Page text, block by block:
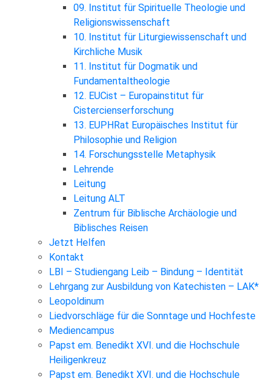
09. Institut für Spirituelle Theologie und
Religionswissenschaft
10. Institut für Liturgiewissenschaft und
Kirchliche Musik
11. Institut für Dogmatik und
Fundamentaltheologie
12. EUCist – Europainstitut für
Cistercienserforschung
13. EUPHRat Europäisches Institut für
Philosophie und Religion
14. Forschungsstelle Metaphysik
Lehrende
Leitung
Leitung ALT
Zentrum für Biblische Archäologie und
Biblisches Reisen
Jetzt Helfen
Kontakt
LBI – Studiengang Leib – Bindung – Identität
Lehrgang zur Ausbildung von Katechisten – LAK*
Leopoldinum
Liedvorschläge für die Sonntage und Hochfeste
Mediencampus
Papst em. Benedikt XVI. und die Hochschule
Heiligenkreuz
Papst em. Benedikt XVI. und die Hochschule